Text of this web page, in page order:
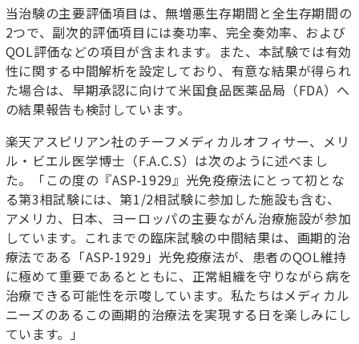
当治験の主要評価項目は、無増悪生存期間と全生存期間の
2つで、副次的評価項目には奏功率、完全奏効率、および
QOL評価などの項目が含まれます。また、本試験では有効
性に関する中間解析を設定しており、有意な結果が得られ
た場合は、早期承認に向けて米国食品医薬品局（FDA）へ
の結果報告も検討しています。
楽天アスピリアン社のチーフメディカルオフィサー、メリ
ル・ビエル医学博士（F.A.C.S）は次のように述べまし
た。「この度の『ASP-1929』光免疫療法にとって初とな
る第3相試験には、第1/2相試験に参加した施設も含む、
アメリカ、日本、ヨーロッパの主要ながん治療施設が参加
しています。これまでの臨床試験の中間結果は、画期的治
療法である「ASP-1929」光免疫療法が、患者のQOL維持
に極めて重要であるとともに、正常組織を守りながら病を
治療できる可能性を示唆しています。私たちはメディカル
ニーズのあるこの画期的治療法を実現する日を楽しみにし
ています。」